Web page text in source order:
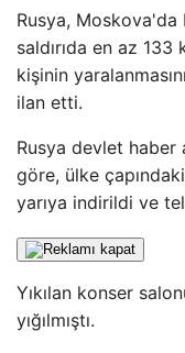
Rusya,
saldırıda en az
kişinin
ilan etti.
Rusya devlet haber
göre, ülke
yarıya indirildi ve
Yıkılan konser
yığılmıştı.